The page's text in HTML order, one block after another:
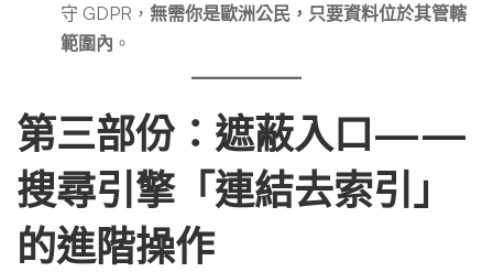
守 GDPR， 無需你是歐洲公民，只要資料位於其管轄
範圍內 。
第三部份：遮蔽入口——
搜尋引擎「連結去索引」
的進階操作